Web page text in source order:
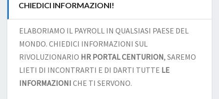
CHIEDICI INFORMAZIONI!
ELABORIAMO IL PAYROLL IN QUALSIASI PAESE DEL
MONDO. CHIEDICI INFORMAZIONI SUL
RIVOLUZIONARIO HR PORTAL CENTURION, SAREMO
LIETI DI INCONTRARTI E DI DARTI TUTTE LE
INFORMAZIONI CHE TI SERVONO.